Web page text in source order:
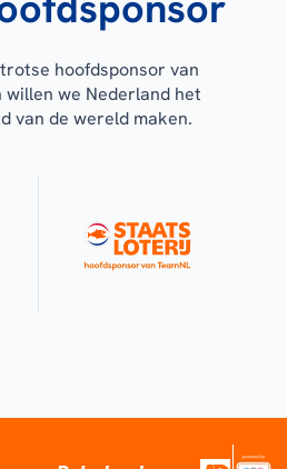
hoofdsponsor van
willen we Nederland het
van de wereld maken.